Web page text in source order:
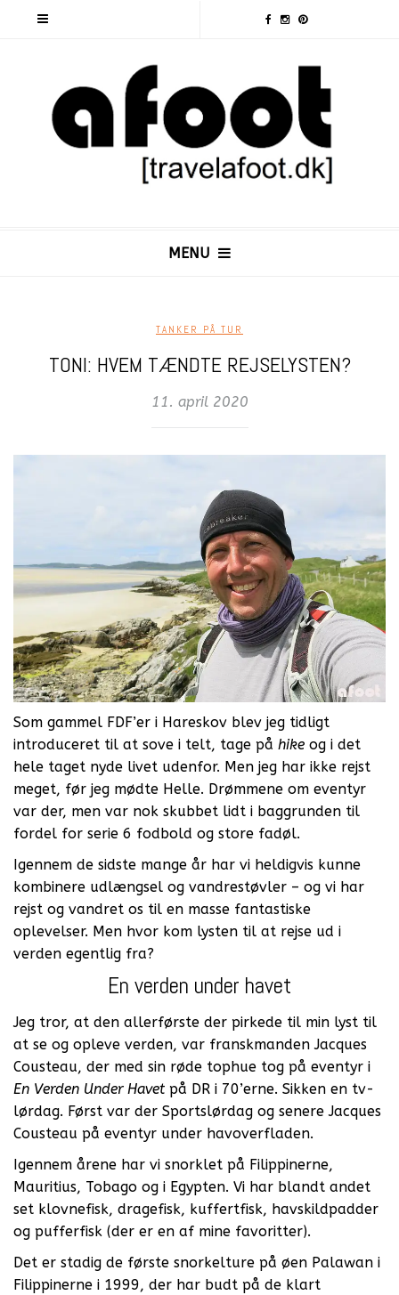
MENU
TANKER PÅ TUR
TONI: HVEM TÆNDTE REJSELYSTEN?
11. april 2020
Som gammel FDF’er i Hareskov blev jeg tidligt
introduceret til at sove i telt, tage på hike og i det
hele taget nyde livet udenfor. Men jeg har ikke rejst
meget, før jeg mødte Helle. Drømmene om eventyr
var der, men var nok skubbet lidt i baggrunden til
fordel for serie 6 fodbold og store fadøl.
Igennem de sidste mange år har vi heldigvis kunne
kombinere udlængsel og vandrestøvler – og vi har
rejst og vandret os til en masse fantastiske
oplevelser. Men hvor kom lysten til at rejse ud i
verden egentlig fra?
En verden under havet
Jeg tror, at den allerførste der pirkede til min lyst til
at se og opleve verden, var franskmanden Jacques
Cousteau, der med sin røde tophue tog på eventyr i
En Verden Under Havet på DR i 70’erne. Sikken en tv-
lørdag. Først var der Sportslørdag og senere Jacques
Cousteau på eventyr under havoverfladen.
Igennem årene har vi snorklet på Filippinerne,
Mauritius, Tobago og i Egypten. Vi har blandt andet
set klovnefisk, dragefisk, kuffertfisk, havskildpadder
og pufferfisk (der er en af mine favoritter).
Det er stadig de første snorkelture på øen Palawan i
Filippinerne i 1999, der har budt på de klart